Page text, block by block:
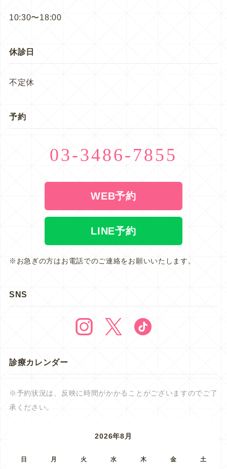
10:30〜18:00
休診日
不定休
予約
03-3486-7855
WEB予約
LINE予約
※お急ぎの方はお電話でのご連絡をお願いいたします。
SNS
診療カレンダー
※予約状況は、反映に時間がかかることがございますのでご了
承ください。
2026年8月
日 月 火 水 木 金 土